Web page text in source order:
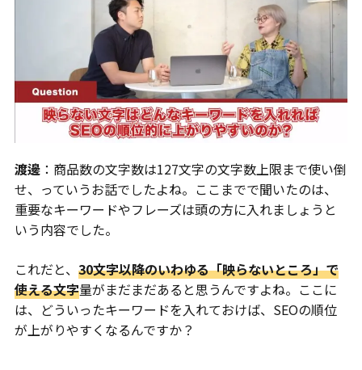
渡邊 ：商品数の文字数は127文字の文字数上限まで使い倒
せ、っていうお話でしたよね。ここまでで聞いたのは、
重要なキーワードやフレーズは頭の方に入れましょうと
いう内容でした。
これだと、30文字以降のいわゆる「映らないところ」で
使える文字量がまだまだあると思うんですよね。ここに
は、どういったキーワードを入れておけば、SEOの順位
が上がりやすくなるんですか？